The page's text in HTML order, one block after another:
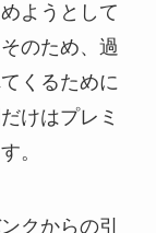
ようとして
のため、過
くるために
けはプレミ
。
クからの引